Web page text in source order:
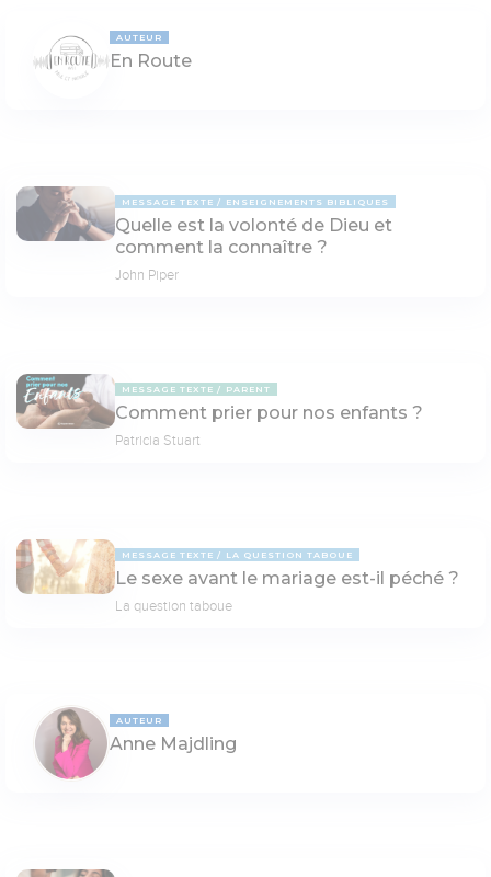
AUTEUR
En Route
MESSAGE TEXTE ENSEIGNEMENTS BIBLIQUES
Quelle est la volonté de Dieu et
comment la connaître ?
John Piper
MESSAGE TEXTE PARENT
Comment prier pour nos enfants ?
Patricia Stuart
MESSAGE TEXTE LA QUESTION TABOUE
Le sexe avant le mariage est-il péché ?
La question taboue
AUTEUR
Anne Majdling